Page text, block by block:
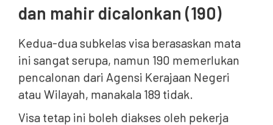
dan mahir dicalonkan (190)
Kedua-dua subkelas visa berasaskan mata
ini sangat serupa, namun 190 memerlukan
pencalonan dari Agensi Kerajaan Negeri
atau Wilayah, manakala 189 tidak.
Visa tetap ini boleh diakses oleh pekerja